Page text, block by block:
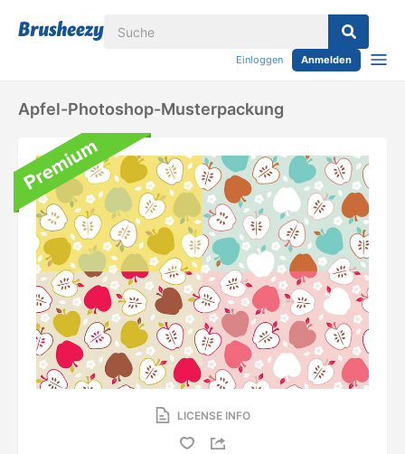
Einloggen Anmelden
Apfel-Photoshop-Musterpackung
LICENSE INFO